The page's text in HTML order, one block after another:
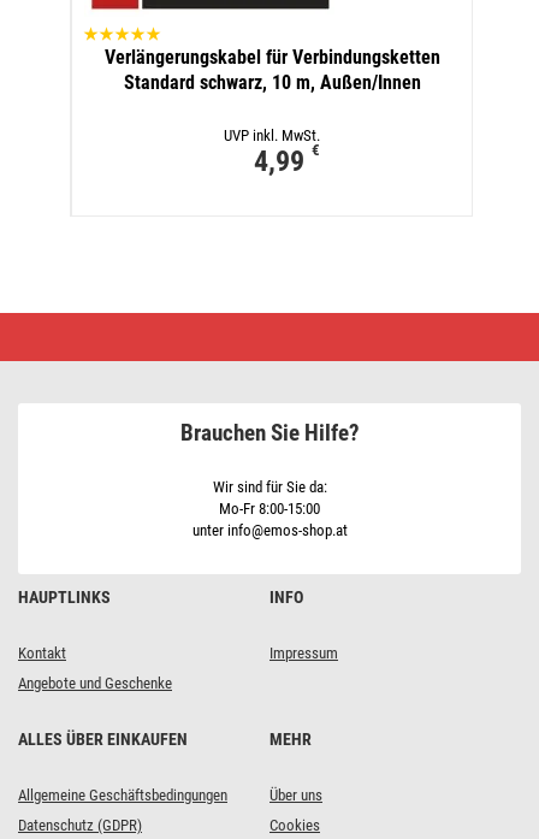
Verlängerungskabel für Verbindungsketten
Standard schwarz, 10 m, Außen/Innen
UVP inkl. MwSt.
4,99 €
Lichterkette
HAUPTLINKS
Kontakt
Angebote und Geschenke
INFO
Impressum
ALLES ÜBER EINKAUFEN
Allgemeine Geschäftsbedingungen
Datenschutz (GDPR)
MEHR
Über uns
Cookies
Brauchen Sie Hilfe?
Wir sind für Sie da:
Mo-Fr 8:00-15:00
unter info@emos-shop.at